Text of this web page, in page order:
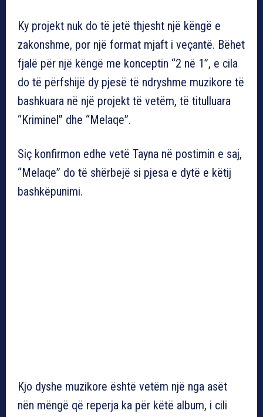
Ky projekt nuk do të jetë thjesht një këngë e
zakonshme, por një format mjaft i veçantë. Bëhet
fjalë për një këngë me konceptin “2 në 1”, e cila
do të përfshijë dy pjesë të ndryshme muzikore të
bashkuara në një projekt të vetëm, të titulluara
“Kriminel” dhe “Melaqe”.
Siç konfirmon edhe vetë Tayna në postimin e saj,
“Melaqe” do të shërbejë si pjesa e dytë e këtij
bashkëpunimi.
Kjo dyshe muzikore është vetëm një nga asët
nën mëngë që reperja ka për këtë album, i cili